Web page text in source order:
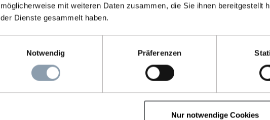
möglicherweise mit weiteren Daten zusammen, die Sie ihnen bereitgestellt
der Dienste gesammelt haben.
Notwendig
Präferenzen
Nur notwendige Cookies